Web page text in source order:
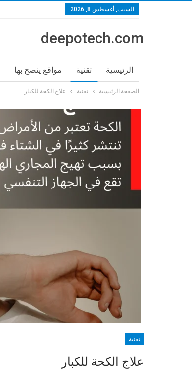
السبت, أغسطس 8, 2026
deepotech.com
الرئيسية تقنية مواقع ينصح بها
الصفحة الرئيسية تقنية علاج الكحة للكبار
تقنية
علاج الكحة للكبار